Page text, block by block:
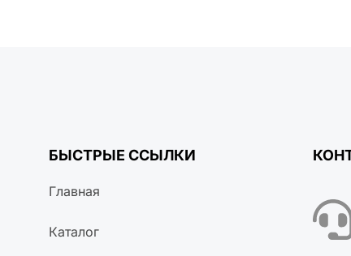
БЫСТРЫЕ ССЫЛКИ
Главная
Каталог